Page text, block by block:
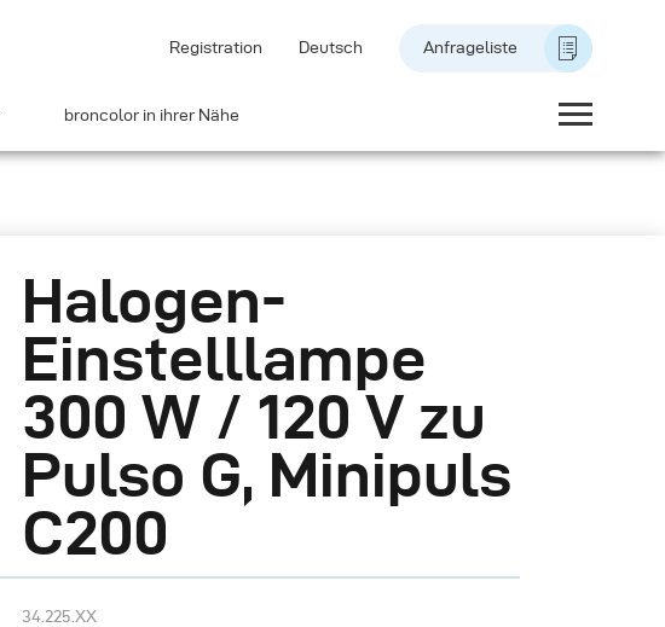
Registration Deutsch Anfrageliste
broncolor in ihrer Nähe
Halogen-
Einstelllampe
300 W / 120 V zu
Pulso G, Minipuls
C200
34.225.XX